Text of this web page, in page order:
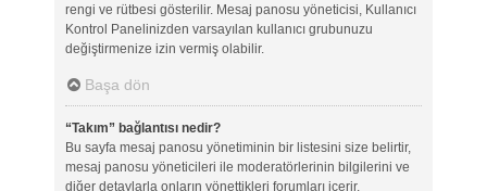
rengi ve rütbesi gösterilir. Mesaj panosu yöneticisi, Kullanıcı
Kontrol Panelinizden varsayılan kullanıcı grubunuzu
değiştirmenize izin vermiş olabilir.
Başa dön
“Takım” bağlantısı nedir?
Bu sayfa mesaj panosu yönetiminin bir listesini size belirtir,
mesaj panosu yöneticileri ile moderatörlerinin bilgilerini ve
diğer detaylarla onların yönettikleri forumları içerir.